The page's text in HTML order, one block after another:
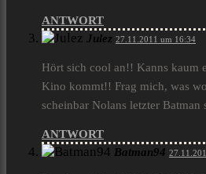
ANTWORT
Julez 27.11.2011 um 16:34
Hört sich cool an!! Kanns kaum
Kino kommt!! Frag mich, was
scheinbar Nolans letzter Batman
ANTWORT
Batman94